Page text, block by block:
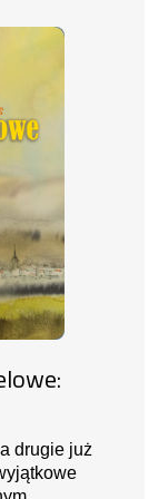
drugie już